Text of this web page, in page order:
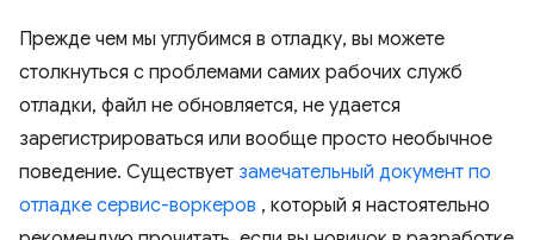
Прежде чем мы углубимся в отладку, вы можете
столкнуться с проблемами самих рабочих служб
отладки, файл не обновляется, не удается
зарегистрироваться или вообще просто необычное
поведение. Существует замечательный документ по
отладке сервис-воркеров , который я настоятельно